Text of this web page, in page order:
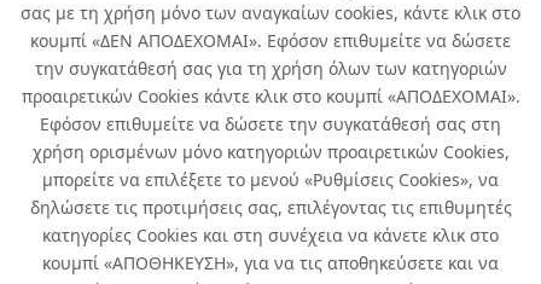
σας με τη χρήση μόνο των αναγκαίων cookies, κάντε κλικ στο
κουμπί «ΔΕΝ ΑΠΟΔΕΧΟΜΑΙ». Εφόσον επιθυμείτε να δώσετε
την συγκατάθεσή σας για τη χρήση όλων των κατηγοριών
προαιρετικών Cookies κάντε κλικ στο κουμπί «ΑΠΟΔΕΧΟΜΑΙ».
Εφόσον επιθυμείτε να δώσετε την συγκατάθεσή σας στη
χρήση ορισμένων μόνο κατηγοριών προαιρετικών Cookies,
μπορείτε να επιλέξετε το μενού «Ρυθμίσεις Cookies», να
δηλώσετε τις προτιμήσεις σας, επιλέγοντας τις επιθυμητές
κατηγορίες Cookies και στη συνέχεια να κάνετε κλικ στο
κουμπί «ΑΠΟΘΗΚΕΥΣΗ», για να τις αποθηκεύσετε και να
Σχετικά με εμάς
Χρήσιμα
Όροι χρήσης & Ασφάλεια